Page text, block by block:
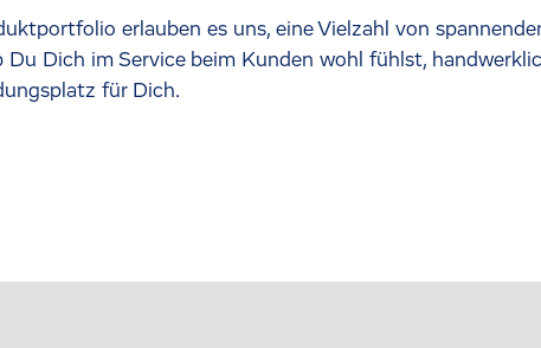
erlauben es uns, eine Vielzahl von
Dich im Service beim Kunden wohl fühlst,
für Dich.